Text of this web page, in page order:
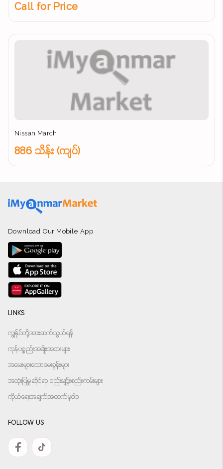
Call for Price
Nissan March
886 သိန်း (ကျပ်)
Download Our Mobile App
LINKS
ကျွန်ုပ်တို့အားဆက်သွယ်ရန်
ကုန်ပစ္စည်းအမျိုးအစားများ
အမေးများသောမေးခွန်းများ
အသုံးပြုမှုဆိုင်ရာ စည်းမျဉ်းစည်းကမ်းများ
ကိုယ်ရေးအချက်အလက်မူဝါဒ
FOLLOW US